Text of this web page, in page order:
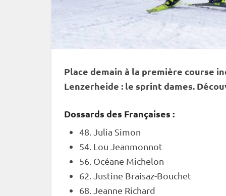
Place demain à la première course
Lenzerheide : le sprintdames.
Dossards des Françaises :
48. Julia Simon
54. Lou Jeanmonnot
56. Océane Michelon
62. Justine Braisaz-Bouchet
68. Jeanne Richard